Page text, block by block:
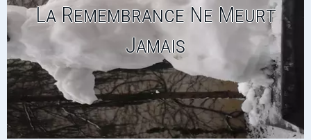
La Remembrance Ne Meurt
Jamais